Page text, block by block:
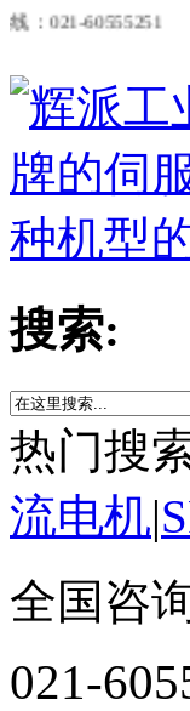
60555251
搜索:
热门搜
流电机|
全国咨
021-